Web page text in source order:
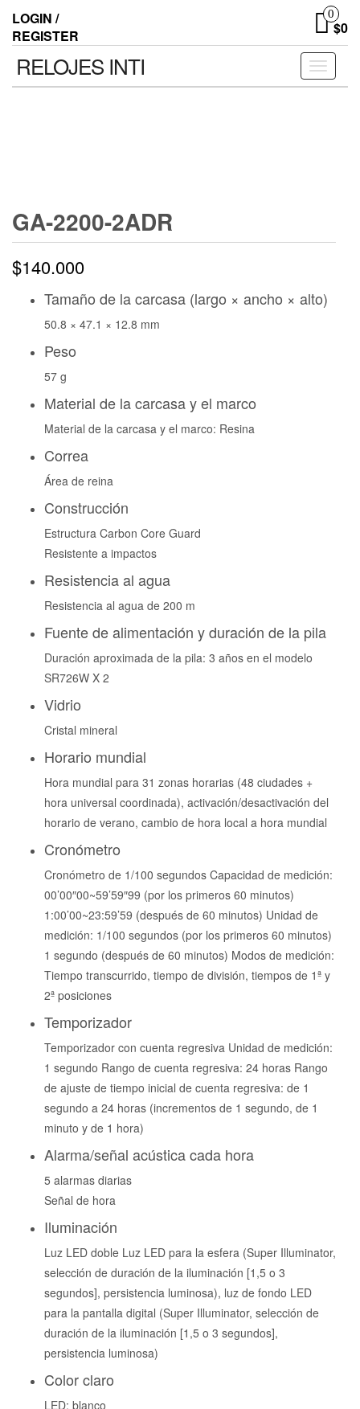
LOGIN /
REGISTER
0
$0
Toggle
RELOJES INTI
GA-2200-2ADR
$140.000
Tamaño de la carcasa (largo × ancho × alto)
50.8 × 47.1 × 12.8 mm
Peso
57 g
Material de la carcasa y el marco
Material de la carcasa y el marco: Resina
Correa
Área de reina
Construcción
Estructura Carbon Core Guard
Resistente a impactos
Resistencia al agua
Resistencia al agua de 200 m
Fuente de alimentación y duración de la pila
Duración aproximada de la pila: 3 años en el modelo
SR726W X 2
Vidrio
Cristal mineral
Horario mundial
Hora mundial para 31 zonas horarias (48 ciudades +
hora universal coordinada), activación/desactivación del
horario de verano, cambio de hora local a hora mundial
Cronómetro
Cronómetro de 1/100 segundos Capacidad de medición:
00’00″00~59’59″99 (por los primeros 60 minutos)
1:00’00~23:59’59 (después de 60 minutos) Unidad de
medición: 1/100 segundos (por los primeros 60 minutos)
1 segundo (después de 60 minutos) Modos de medición:
Tiempo transcurrido, tiempo de división, tiempos de 1ª y
2ª posiciones
Temporizador
Temporizador con cuenta regresiva Unidad de medición:
1 segundo Rango de cuenta regresiva: 24 horas Rango
de ajuste de tiempo inicial de cuenta regresiva: de 1
segundo a 24 horas (incrementos de 1 segundo, de 1
minuto y de 1 hora)
Alarma/señal acústica cada hora
5 alarmas diarias
Señal de hora
Iluminación
Luz LED doble Luz LED para la esfera (Super Illuminator,
selección de duración de la iluminación [1,5 o 3
segundos], persistencia luminosa), luz de fondo LED
para la pantalla digital (Super Illuminator, selección de
duración de la iluminación [1,5 o 3 segundos],
persistencia luminosa)
Color claro
LED: blanco